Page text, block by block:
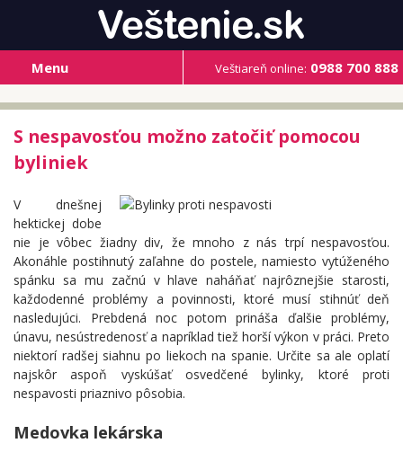
Veštiareň online: 0988 700 888
Menu
S nespavosťou možno zatočiť pomocou
byliniek
V dnešnej
hektickej dobe
nie je vôbec žiadny div, že mnoho z nás trpí nespavosťou.
Akonáhle postihnutý zaľahne do postele, namiesto vytúženého
spánku sa mu začnú v hlave naháňať najrôznejšie starosti,
každodenné problémy a povinnosti, ktoré musí stihnúť deň
nasledujúci. Prebdená noc potom prináša ďalšie problémy,
únavu, nesústredenosť a napríklad tiež horší výkon v práci. Preto
niektorí radšej siahnu po liekoch na spanie. Určite sa ale oplatí
najskôr aspoň vyskúšať osvedčené bylinky, ktoré proti
nespavosti priaznivo pôsobia.
Medovka lekárska